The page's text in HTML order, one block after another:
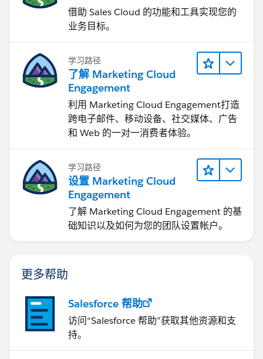
借助 Sales Cloud 的功能和工具实现您的
业务目标。
学习路径
了解 Marketing Cloud
Engagement
利用 Marketing Cloud Engagement​打造
跨电子邮件、移动设备、社交媒体、广告
和 Web 的一对一消费者体验。
学习路径
设置 Marketing Cloud
Engagement
了解 Marketing Cloud Engagement 的基
础知识以及如何为您的团队设置帐户。
更多帮助
Salesforce 帮助
访问“Salesforce 帮助”获取其他资源和支
持。